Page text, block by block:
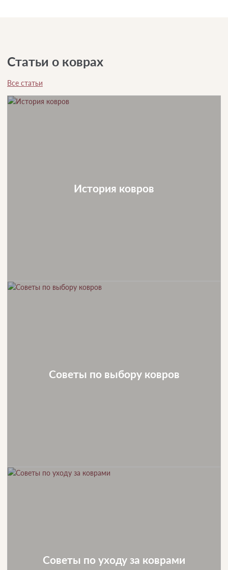
Статьи о коврах
Все статьи
История ковров
Советы по выбору ковров
Советы по уходу за коврами